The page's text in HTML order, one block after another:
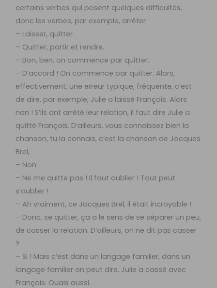
certains verbes qui posent quelques difficultés,
donc les verbes, par exemple, arrêter
– Laisser, quitter
– Quitter, partir et rendre.
– Bon, ben, on commence par quitter.
– D’accord ! On commence par quitter. Alors,
effectivement, une erreur typique, fréquente, c’est
de dire, par exemple, Julie a laissé François. Alors
non ! S’ils ont arrêté leur relation, il faut dire Julie a
quitté François. D’ailleurs, vous connaissez bien la
chanson, tu la connais, c’est la chanson de Jacques
Brel,
– Non.
– Ne me quitte pas ! Il faut oublier ! Tout peut
s’oublier !
– Ah vraiment, ce Jacques Brel, il était incroyable !
– Donc, se quitter, ça a le sens de se séparer un peu,
de casser la relation. D’ailleurs, on ne dit pas casser
?
– Si ! Mais c’est dans un langage familier, dans un
langage familier on peut dire, Julie a cassé avec
François. Ouais aussi.